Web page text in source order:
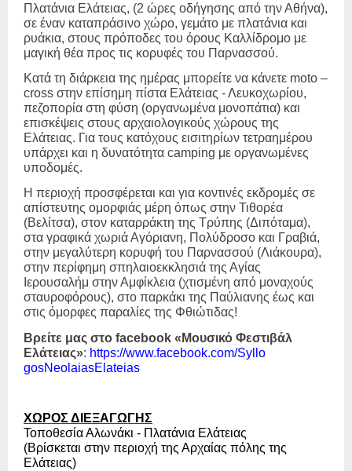
Πλατάνια Ελάτειας, (2 ώρες οδήγησης από την Αθήνα),
σε έναν καταπράσινο χώρο, γεμάτο με πλατάνια και
ρυάκια, στους πρόποδες του όρους Καλλίδρομο με
μαγική θέα προς τις κορυφές του Παρνασσού.
Κατά τη διάρκεια της ημέρας μπορείτε να κάνετε moto –
cross στην επίσημη πίστα Ελάτειας - Λευκοχωρίου,
πεζοπορία στη φύση (οργανωμένα μονοπάτια) και
επισκέψεις στους αρχαιολογικούς χώρους της
Ελάτειας. Για τους κατόχους εισιτηρίων τετραημέρου
υπάρχει και η δυνατότητα camping με οργανωμένες
υποδομές.
Η περιοχή προσφέρεται και για κοντινές εκδρομές σε
απίστευτης ομορφιάς μέρη όπως στην Τιθορέα
(Βελίτσα), στον καταρράκτη της Τρύπης (Διπόταμα),
στα γραφικά χωριά Αγόριανη, Πολύδροσο και Γραβιά,
στην μεγαλύτερη κορυφή του Παρνασσού (Λιάκουρα),
στην περίφημη σπηλαιοεκκλησιά της Αγίας
Ιερουσαλήμ στην Αμφίκλεια (χτισμένη από μοναχούς
σταυροφόρους), στο παρκάκι της Παύλιανης έως και
στις όμορφες παραλίες της Φθιώτιδας!
Βρείτε μας στο facebook «Μουσικό Φεστιβάλ
Ελάτειας»: https://www.facebook.com/Syllo
gosNeolaiasElateias
ΧΩΡΟΣ ΔΙΕΞΑΓΩΓΗΣ
Τοποθεσία Αλωνάκι - Πλατάνια Ελάτειας
(Βρίσκεται στην περιοχή της Αρχαίας πόλης της
Ελάτειας)